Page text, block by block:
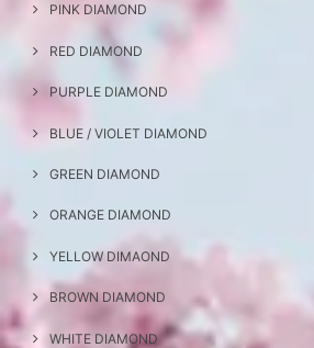
PINK DIAMOND
RED DIAMOND
PURPLE DIAMOND
BLUE / VIOLET DIAMOND
GREEN DIAMOND
ORANGE DIAMOND
YELLOW DIMAOND
BROWN DIAMOND
WHITE DIAMOND